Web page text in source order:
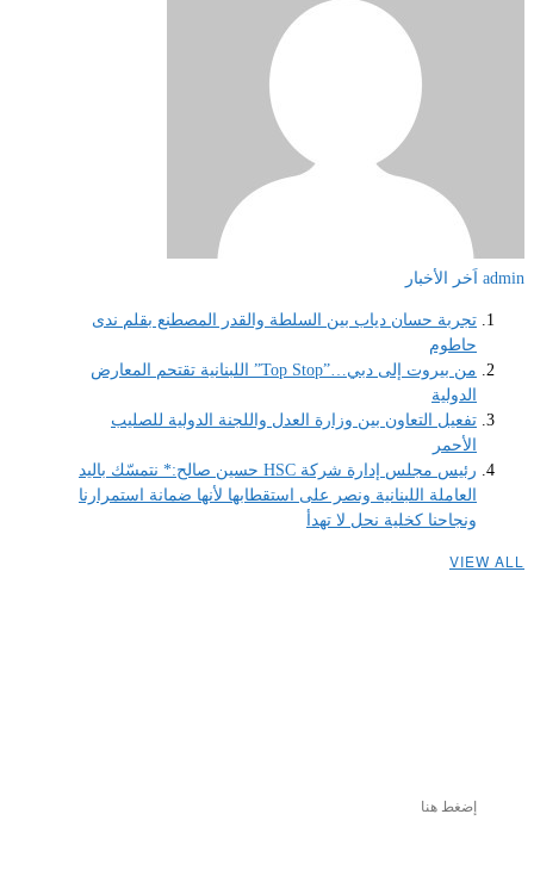
admin اَخر الأخبار
تجربة حسان دياب بين السلطة والقدر المصطنع بقلم ندى
حاطوم
من بيروت إلى دبي…”Top Stop” اللبنانية تقتحم المعارض
الدولية
تفعيل التعاون بين وزارة العدل واللجنة الدولية للصليب
الأحمر
رئيس مجلس إدارة شركة HSC حسين صالح:* نتمسّك باليد
العاملة اللبنانية ونصر على استقطابها لأنها ضمانة استمرارنا
ونجاحنا كخلية نحل لا تهدأ
VIEW ALL
إضغط هنا